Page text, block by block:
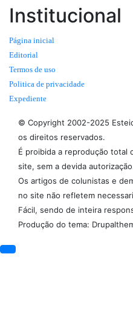
Institucional
Página inicial
Editorial
Termos de uso
Politica de privacidade
Expediente
© Copyright 2002-2025
os direitos reservados.
É proibida a reprodução total
site, sem a devida
Os artigos de colunistas e
no site não refletem
Fácil, sendo de inteira
Produção do tema: